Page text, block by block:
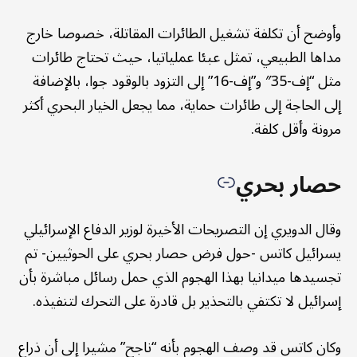
وأوضح أن تكلفة تشغيل الطائرات المقاتلة، خصوصا خارج
مداها الطبيعي، تمثل عبئا عملياتيا، حيث تحتاج طائرات
مثل “إف-35″ و”إف-16” إلى التزود بالوقود جوا، بالإضافة
إلى الحاجة إلى طائرات حماية، مما يجعل الخيار البحري أكثر
مرونة وأقل كلفة.
حصار بحري
وقال الدويري إن التصريحات الأخيرة لوزير الدفاع الإسرائيلي
يسرائيل كاتس -حول فرض حصار بحري على الحوثيين- تم
تجسيدها ميدانيا بهذا الهجوم الذي حمل رسائل مباشرة بأن
إسرائيل لا تكتفي بالتحذير بل قادرة على التحرك لتنفيذه.
وكان كاتس قد وصف الهجوم بأنه “ناجح” مشيرا إلى أن ذراع